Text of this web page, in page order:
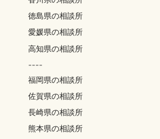
徳島県の相談所
愛媛県の相談所
高知県の相談所
----
福岡県の相談所
佐賀県の相談所
長崎県の相談所
熊本県の相談所